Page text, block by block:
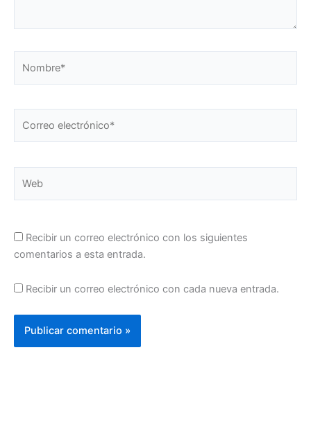
Recibir un correo electrónico con los siguientes
comentarios a esta entrada.
Recibir un correo electrónico con cada nueva entrada.